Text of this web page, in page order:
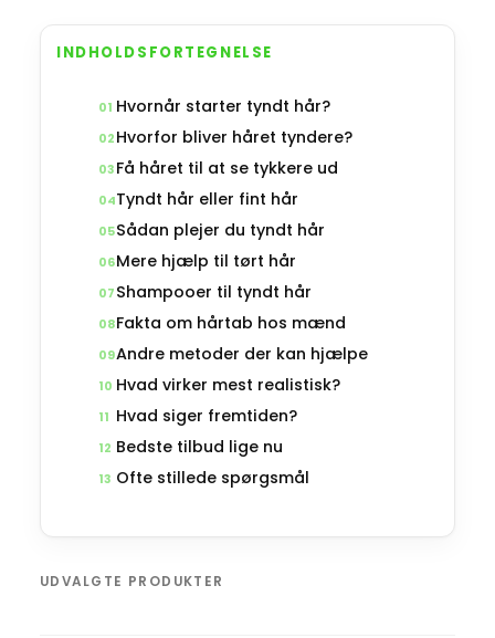
INDHOLDSFORTEGNELSE
01 Hvornår starter tyndt hår?
02 Hvorfor bliver håret tyndere?
03 Få håret til at se tykkere ud
04Tyndt hår eller fint hår
05Sådan plejer du tyndt hår
06Mere hjælp til tørt hår
07 Shampooer til tyndt hår
08Fakta om hårtab hos mænd
09Andre metoder der kan hjælpe
10 Hvad virker mest realistisk?
11 Hvad siger fremtiden?
12 Bedste tilbud lige nu
13 Ofte stillede spørgsmål
UDVALGTE PRODUKTER